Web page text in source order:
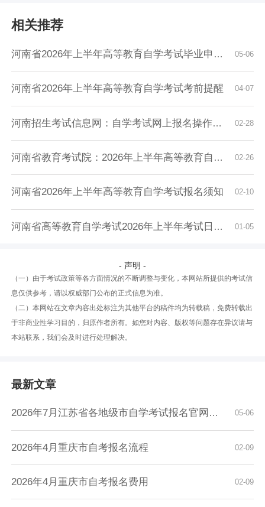
相关推荐
05-06
河南省2026年上半年高等教育自学考试毕业申请须...
04-07
河南省2026年上半年高等教育自学考试考前提醒
02-28
河南招生考试信息网：自学考试网上报名操作指南
02-26
河南省教育考试院：2026年上半年高等教育自学考...
02-10
河南省2026年上半年高等教育自学考试报名须知
01-05
河南省高等教育自学考试2026年上半年考试日程安...
- 声明 -
（一）由于考试政策等各方面情况的不断调整与变化，本网站所提供的考试信
息仅供参考，请以权威部门公布的正式信息为准。
（二）本网站在文章内容出处标注为其他平台的稿件均为转载稿，免费转载出
于非商业性学习目的，归原作者所有。如您对内容、版权等问题存在异议请与
本站联系，我们会及时进行处理解决。
最新文章
05-06
2026年7月江苏省各地级市自学考试报名官网入口...
02-09
2026年4月重庆市自考报名流程
02-09
2026年4月重庆市自考报名费用